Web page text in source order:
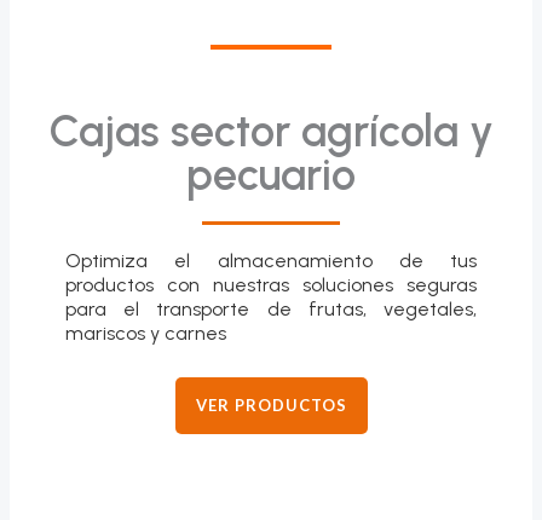
Cajas sector agrícola y
pecuario
Optimiza el almacenamiento de tus
productos con nuestras soluciones seguras
para el transporte de frutas, vegetales,
mariscos y carnes
VER PRODUCTOS